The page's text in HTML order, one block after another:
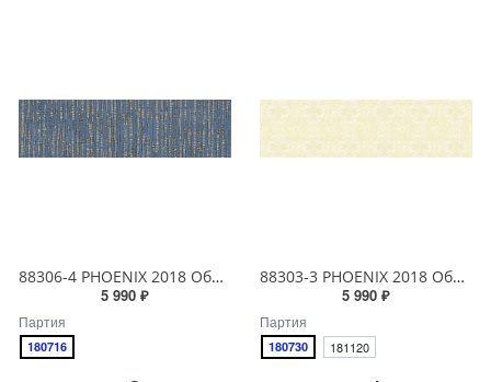
88306-4 PHOENIX 2018 Обои виниловые на бумажной основе 1.06*15.6
5 990 ₽
Партия
180716
88303-3 PHOENIX 2018 Обои виниловые на бумажной основе 1.06*15.6
5 990 ₽
Партия
180730 181120